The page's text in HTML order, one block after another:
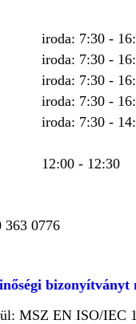
iroda: 7:30 -
iroda: 7:30 -
iroda: 7:30 -
iroda: 7:30 -
iroda: 7:30 -
12:00 - 12:30
363 0776
MSZ EN ISO/IEC